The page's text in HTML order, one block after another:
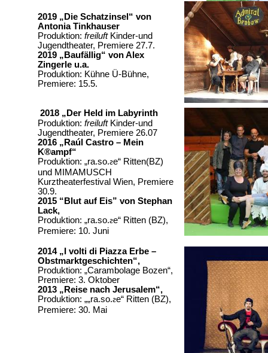
2019 „Die Schatzinsel“ von
Antonia Tinkhauser
Produktion:freiluft Kinder-und
Jugendtheater, Premiere 27.7.
2019 „Baufällig“ von Alex
Zingerle u.a.
Produktion: Kühne Ü-Bühne,
Premiere: 15.5.
2018 „Der Held im Labyrinth
Produktion:freiluft Kinder-und
Jugendtheater, Premiere 26.07
2016 „Raúl Castro – Mein
K®ampf“
Produktion: „ra.so.ƨe“ Ritten(BZ)
und MIMAMUSCH
Kurztheaterfestival Wien, Premiere
30.9.
2015 “Blut auf Eis” von Stephan
Lack,
Produktion: „ra.so.ƨe“ Ritten (BZ),
Premiere: 10.Juni
2014 „I volti di Piazza Erbe –
Obstmarktgeschichten“,
Produktion: „Carambolage Bozen“,
Premiere: 3. Oktober
2013 „Reise nach Jerusalem“,
Produktion: „„ra.so.ƨe“ Ritten (BZ),
Premiere: 30. Mai